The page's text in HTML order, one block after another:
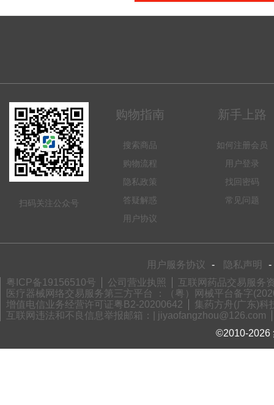
扫码关注公众号
购物指南
搜索商品
购物流程
隐私政策
答疑解惑
用户协议
新手上路
如何注册会员
用户登录
找回密码
常见问题
用户服务协议 - 隐私声明
-
粤ICP备19156510号
公司营业执照
互联网药品交易服务
医疗器械网络交易服务第三方平台 ：（粤）网械平台备字
增值电信业务经营许可证粤B2-20200642
集药方舟(广东)科
互联网违法和不良信息举报邮箱：| jiyaofangzhou@126.com
©2010-2026